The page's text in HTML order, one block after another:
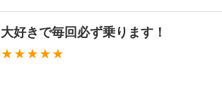
大好きで毎回必ず乗ります！
★★★★★